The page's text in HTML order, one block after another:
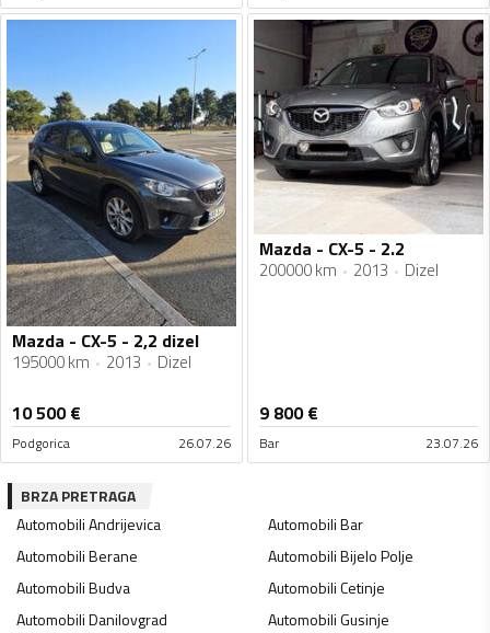
Mazda - CX-5 - 2,2 dizel
195000 km 2013 Dizel
10 500€
Podgorica 26.07.26
Mazda - CX-5 - 2.2
200000 km 2013 Dizel
9 800€
Bar 23.07.26
BRZA PRETRAGA
AutomobiliAndrijevica AutomobiliBar
AutomobiliBerane AutomobiliBijelo Polje
AutomobiliBudva AutomobiliCetinje
AutomobiliDanilovgrad AutomobiliGusinje